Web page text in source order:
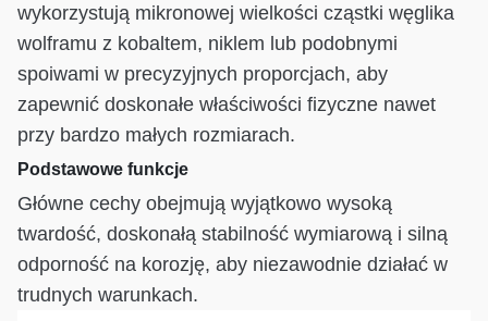
wykorzystują mikronowej wielkości cząstki węglika
wolframu z kobaltem, niklem lub podobnymi
spoiwami w precyzyjnych proporcjach, aby
zapewnić doskonałe właściwości fizyczne nawet
przy bardzo małych rozmiarach.
Podstawowe funkcje
Główne cechy obejmują wyjątkowo wysoką
twardość, doskonałą stabilność wymiarową i silną
odporność na korozję, aby niezawodnie działać w
trudnych warunkach.